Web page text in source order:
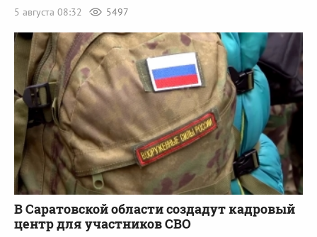
5 августа 08:32
5497
В Саратовской области создадут кадровый
центр для участников СВО